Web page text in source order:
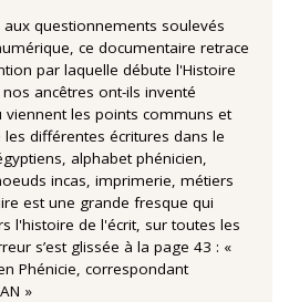
questionnements soulevés
ce documentaire retrace
par laquelle débute l'Histoire
ancêtres ont-ils inventé
viennent les points communs et
différentes écritures dans le
alphabet phénicien,
incas, imprimerie, métiers
est une grande fresque qui
l'histoire de l'écrit, sur toutes les
s’est glissée à la page 43 : «
Phénicie, correspondant
»